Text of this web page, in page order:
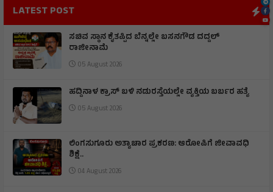
LATEST POST
ಸಚಿವ ಸ್ಥಾನ ಕೈತಪ್ಪಿದ ಬೆನ್ನಲ್ಲೇ ಬಸನಗೌಡ ದದ್ದಲ್
ರಾಜೀನಾಮೆ
05 August 2026
ಹದ್ದಿನಾಳ ಕ್ರಾಸ್ ಬಳಿ ನಡುರಸ್ತೆಯಲ್ಲೇ ವ್ಯಕ್ತಿಯ ಬರ್ಬರ ಹತ್ಯೆ
05 August 2026
ಲಿಂಗಸುಗೂರು ಅತ್ಯಾಚಾರ ಪ್ರಕರಣ: ಆರೋಪಿಗೆ ಜೀವಾವಧಿ
ಶಿಕ್ಷೆ..
04 August 2026